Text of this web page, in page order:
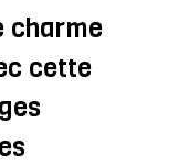
charme
cette